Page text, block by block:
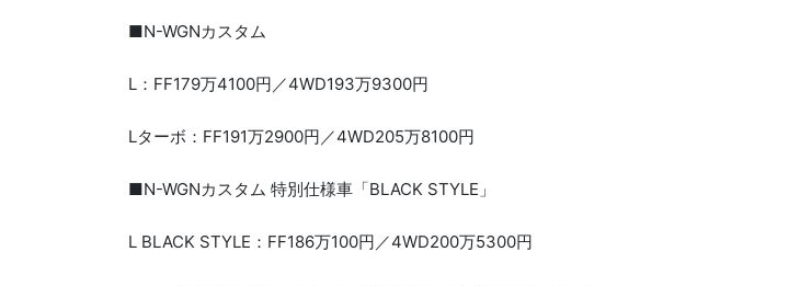
■N-WGNカスタム
L：FF179万4100円／4WD193万9300円
Lターボ：FF191万2900円／4WD205万8100円
■N-WGNカスタム 特別仕様車「BLACK STYLE」
L BLACK STYLE：FF186万100円／4WD200万5300円